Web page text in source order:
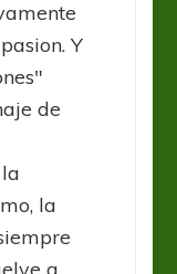
Y
de
la
a